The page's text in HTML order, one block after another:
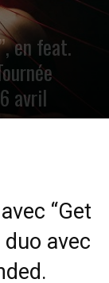
en feat.
avril
“Get
avec